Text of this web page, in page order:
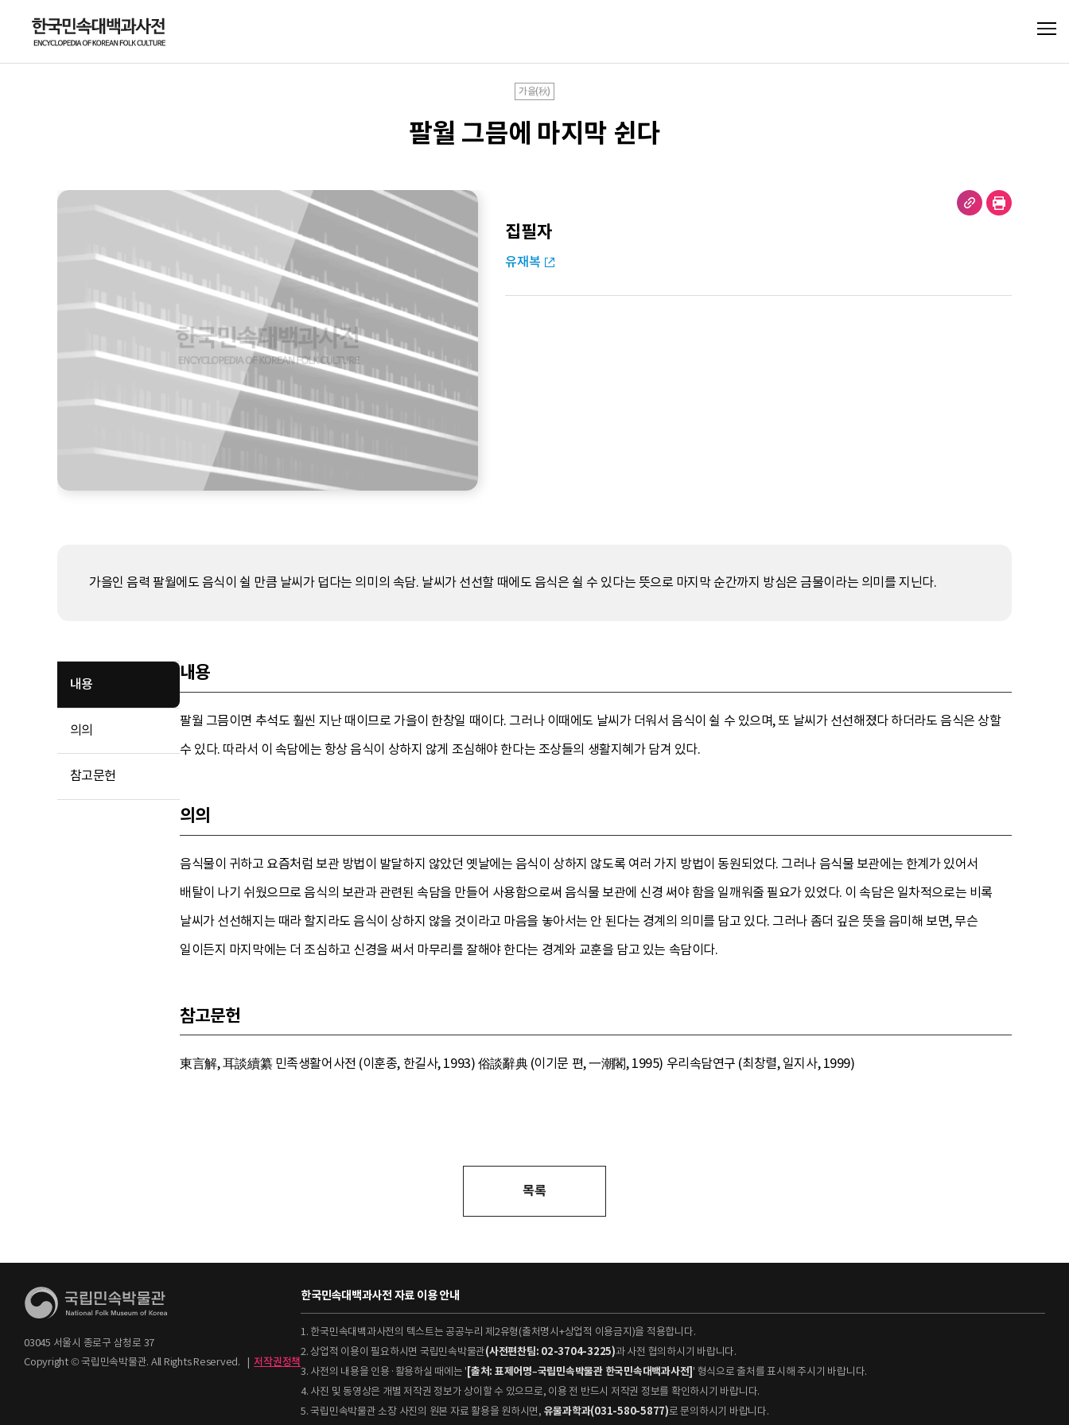
가을(秋)
팔월 그믐에 마지막 쉰다
집필자
유재복
가을인 음력 팔월에도 음식이 쉴 만큼 날씨가 덥다는 의미의 속담. 날씨가 선선할 때에도 음식은 쉴 수 있다는 뜻으로 마지막 순간까지 방심은 금물이라는 의미를 지닌다.
내용
의의
참고문헌
내용
팔월 그믐이면 추석도 훨씬 지난 때이므로 가을이 한창일 때이다. 그러나 이때에도 날씨가 더워서 음식이 쉴 수 있으며, 또 날씨가 선선해졌다 하더라도 음식은 상할
수 있다. 따라서 이 속담에는 항상 음식이 상하지 않게 조심해야 한다는 조상들의 생활지혜가 담겨 있다.
의의
음식물이 귀하고 요즘처럼 보관 방법이 발달하지 않았던 옛날에는 음식이 상하지 않도록 여러 가지 방법이 동원되었다. 그러나 음식물 보관에는 한계가 있어서
배탈이 나기 쉬웠으므로 음식의 보관과 관련된 속담을 만들어 사용함으로써 음식물 보관에 신경 써야 함을 일깨워줄 필요가 있었다. 이 속담은 일차적으로는 비록
날씨가 선선해지는 때라 할지라도 음식이 상하지 않을 것이라고 마음을 놓아서는 안 된다는 경계의 의미를 담고 있다. 그러나 좀더 깊은 뜻을 음미해 보면, 무슨
일이든지 마지막에는 더 조심하고 신경을 써서 마무리를 잘해야 한다는 경계와 교훈을 담고 있는 속담이다.
참고문헌
東言解, 耳談續纂 민족생활어사전 (이훈종, 한길사, 1993) 俗談辭典 (이기문 편, 一潮閣, 1995) 우리속담연구 (최창렬, 일지사, 1999)
목록
03045 서울시 종로구 삼청로 37
Copyright © 국립민속박물관. All Rights Reserved.
| 저작권정책
한국민속대백과사전 자료 이용 안내
1. 한국민속대백과사전의 텍스트는 공공누리 제2유형(출처명시+상업적 이용금지)을 적용합니다.
2. 상업적 이용이 필요하시면 국립민속박물관(사전편찬팀: 02-3704-3225)과 사전 협의하시기 바랍니다.
3. 사전의 내용을 인용·활용하실 때에는 ' [출처: 표제어명–국립민속박물관 한국민속대백과사전] ' 형식으로 출처를 표시해 주시기 바랍니다.
4. 사진 및 동영상은 개별 저작권 정보가 상이할 수 있으므로, 이용 전 반드시 저작권 정보를 확인하시기 바랍니다.
5. 국립민속박물관 소장 사진의 원본 자료 활용을 원하시면, 유물과학과(031-580-5877)로 문의하시기 바랍니다.